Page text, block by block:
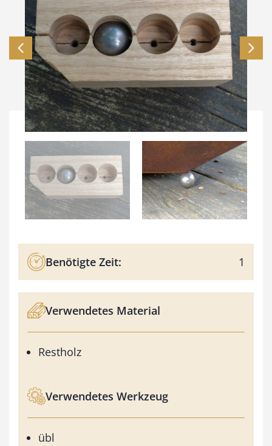
Benötigte Zeit: 1
Verwendetes Material
Restholz
Verwendetes Werkzeug
übl